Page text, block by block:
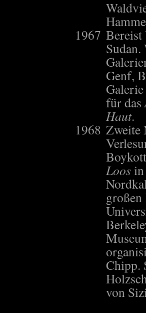
1967 Bereist
Genf,
für das
Haut.
1968 Zweite
Loos
großen
Chipp.
von